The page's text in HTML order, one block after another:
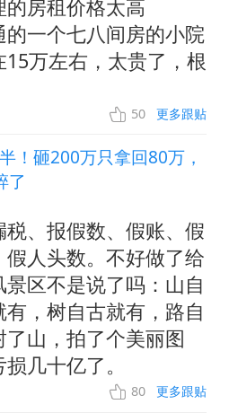
房租价格太高
一个七八间房的小院
万左右，太贵了，根
50 更多跟贴
！砸200万只拿回80万，
了
、报假数、假账、假
人头数。不好做了给
区不是说了吗：山自
，树自古就有，路自
山，拍了个美丽图
几十亿了。
80 更多跟贴